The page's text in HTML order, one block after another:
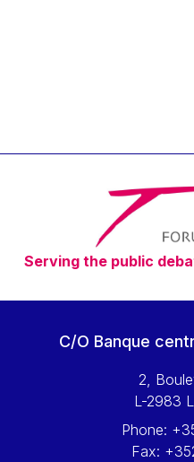
Timothy
Vaclav Klaus
Vassilios Skouris
Vítor Manuel
Viviane Reding
Walter Hagg
Wolfgang
Yossi Beillin
Serving the public
C/O Banque
2,
L-2983
Phone:
Fax: